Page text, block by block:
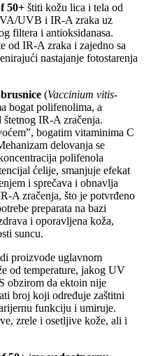
50+ štiti kožu lica i tela od
UVB i IR-A zraka uz
filtera i antioksidanasa.
od IR-A zraka i zajedno sa
nastajanje fotostarenja
(Vaccinium vitis-
bogat polifenolima, a
štetnog IR-A zračenja.
bogatim vitaminima C
delovanja se
polifenola
ćelije, smanjuje efekat
i sprečava i obnavlja
A zračenja, što je potvrđeno
preparata na bazi
i oporavljena koža,
suncu.
proizvode uglavnom
od temperature, jakog UV
obzirom da ektoin nije
broj koji određuje zaštitni
funkciju i umiruje.
zrele i osetljive kože, ali i